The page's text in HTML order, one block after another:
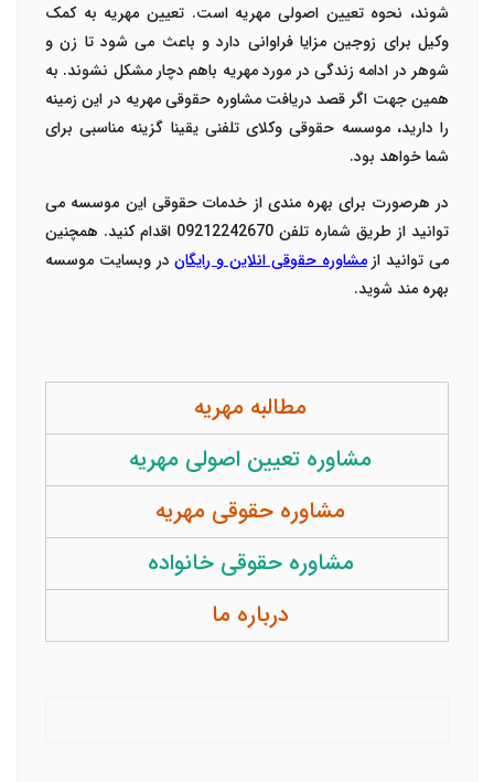
شوند، نحوه تعیین اصولی مهریه است. تعیین مهریه به کمک
وکیل برای زوجین مزایا فراوانی دارد و باعث می شود تا زن و
شوهر در ادامه زندگی در مورد مهریه باهم دچار مشکل نشوند. به
همین جهت اگر قصد دریافت مشاوره حقوقی مهریه در این زمینه
را دارید، موسسه حقوقی وکلای تلفنی یقینا گزینه مناسبی برای
شما خواهد بود.
در هرصورت برای بهره مندی از خدمات حقوقی این موسسه می
توانید از طریق شماره تلفن 09212242670 اقدام کنید. همچنین
می توانید ازمشاوره حقوقی انلاین و رایگاندر وبسایت موسسه
بهره مند شوید.
مطالبه مهریه
مشاوره تعیین اصولی مهریه
مشاوره حقوقی مهریه
مشاوره حقوقی خانواده
درباره ما